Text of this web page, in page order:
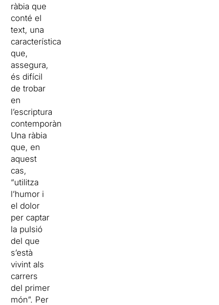
ràbia que
conté el
text, una
característica
que,
assegura,
és difícil
de trobar
en
l’escriptura
contemporània.
Una ràbia
que, en
aquest
cas,
“utilitza
l’humor i
el dolor
per captar
la pulsió
del que
s’està
vivint als
carrers
del primer
món”. Per